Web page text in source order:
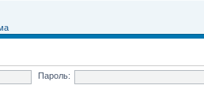
Пароль: